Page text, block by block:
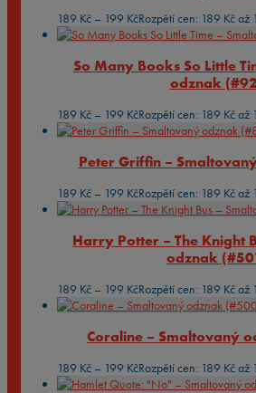
189 Kč – 199 KčRozpětí cen: 189 Kč až
So Many Books So Little
odznak
189 Kč – 199 KčRozpětí cen: 189 Kč až
Peter Griffin –
189 Kč – 199 KčRozpětí cen: 189 Kč až
Harry Potter – The Knight
odznak
189 Kč – 199 KčRozpětí cen: 189 Kč až
Coraline – Smaltovaný
189 Kč – 199 KčRozpětí cen: 189 Kč až